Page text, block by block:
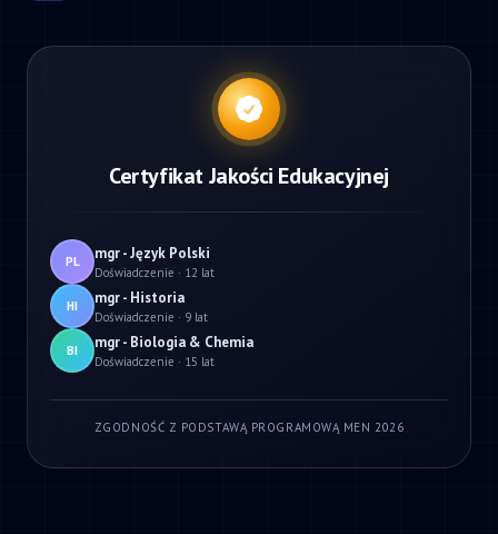
Certyfikat Jakości Edukacyjnej
PL mgr - Język Polski
Doświadczenie · 12 lat
HI mgr - Historia
Doświadczenie · 9 lat
BI mgr - Biologia & Chemia
Doświadczenie · 15 lat
ZGODNOŚĆ Z PODSTAWĄ PROGRAMOWĄ MEN 2026